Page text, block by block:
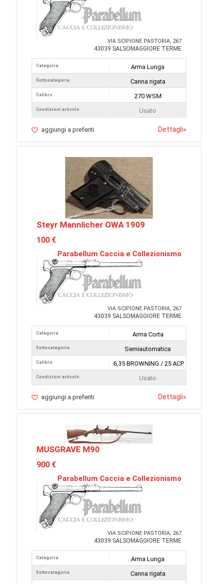
VIA SCIPIONE PASTORIA, 267
43039 SALSOMAGGIORE TERME
Categoria
Sottocategoria
Calibro
Condizioni articolo
Arma Lunga
Canna rigata
270 WSM
Usato
aggiungi a preferiti Dettagli»
Steyr Mannlicher OWA 1909
100 €
Parabellum Caccia e Collezionismo
VIA SCIPIONE PASTORIA, 267
43039 SALSOMAGGIORE TERME
Categoria
Sottocategoria
Calibro
Condizioni articolo
Arma Corta
Semiautomatica
6,35 BROWNING / 25 ACP
Usato
aggiungi a preferiti Dettagli»
MUSGRAVE M90
900 €
Parabellum Caccia e Collezionismo
VIA SCIPIONE PASTORIA, 267
43039 SALSOMAGGIORE TERME
Categoria
Sottocategoria
Arma Lunga
Canna rigata